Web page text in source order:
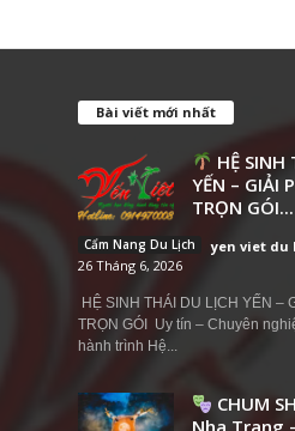
Bài viết mới nhất
HỆ SINH
YẾN – GIẢI
TRỌN GÓI...
Cẩm Nang Du Lịch yen viet du
26 Tháng 6, 2026
HỆ SINH THÁI DU LỊCH YẾN –
TRỌN GÓI Uy tín – Chuyên
hành trình Hệ...
CHUM